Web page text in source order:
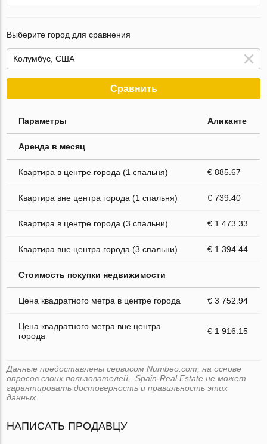
Выберите город для сравнения
Сравнить
Параметры Аликанте
Аренда в месяц
Квартира в центре города (1 спальня) € 885.67
Квартира вне центра города (1 спальня) € 739.40
Квартира в центре города (3 спальни) € 1 473.33
Квартира вне центра города (3 спальни) € 1 394.44
Стоимость покупки недвижимости
Цена квадратного метра в центре города € 3 752.94
Цена квадратного метра вне центра
города
€ 1 916.15
Данные предоставлены сервисом Numbeo.com, на основе
опросов своих пользователей . Spain-Real.Estate не может
гарантировать достоверность и правильность этих
данных.
НАПИСАТЬ ПРОДАВЦУ